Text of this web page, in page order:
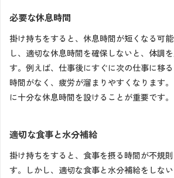
必要な休息時間
掛け持ちをすると、休息時間が短くなる可
し、適切な休息時間を確保しないと、体調
す。例えば、仕事後にすぐに次の仕事に移
時間がなく、疲労が溜まりやすくなります
に十分な休息時間を設けることが重要です。
適切な食事と水分補給
掛け持ちをすると、食事を摂る時間が不規
す。しかし、適切な食事と水分補給をしな